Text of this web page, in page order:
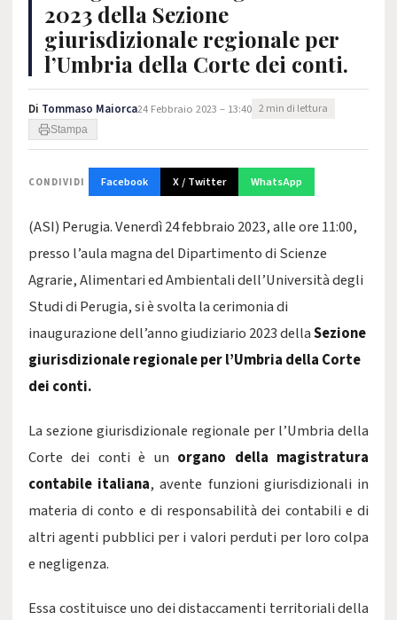
2023 della Sezione
giurisdizionale regionale per
l’Umbria della Corte dei conti.
Di Tommaso Maiorca24 Febbraio 2023 – 13:40 2 min di lettura
Stampa
CONDIVIDI Facebook X / Twitter WhatsApp
(ASI) Perugia. Venerdì 24 febbraio 2023, alle ore 11:00,
presso l’aula magna del Dipartimento di Scienze
Agrarie, Alimentari ed Ambientali dell’Università degli
Studi di Perugia, si è svolta la cerimonia di
inaugurazione dell’anno giudiziario 2023 dellaSezione
giurisdizionale regionale per l’Umbria della Corte
dei conti.
La sezione giurisdizionale regionale per l’Umbria della
Corte dei conti è un organo della magistratura
contabile italiana, avente funzioni giurisdizionali in
materia di conto e di responsabilità dei contabili e di
altri agenti pubblici per i valori perduti per loro colpa
e negligenza.
Essa costituisce uno dei distaccamenti territoriali della